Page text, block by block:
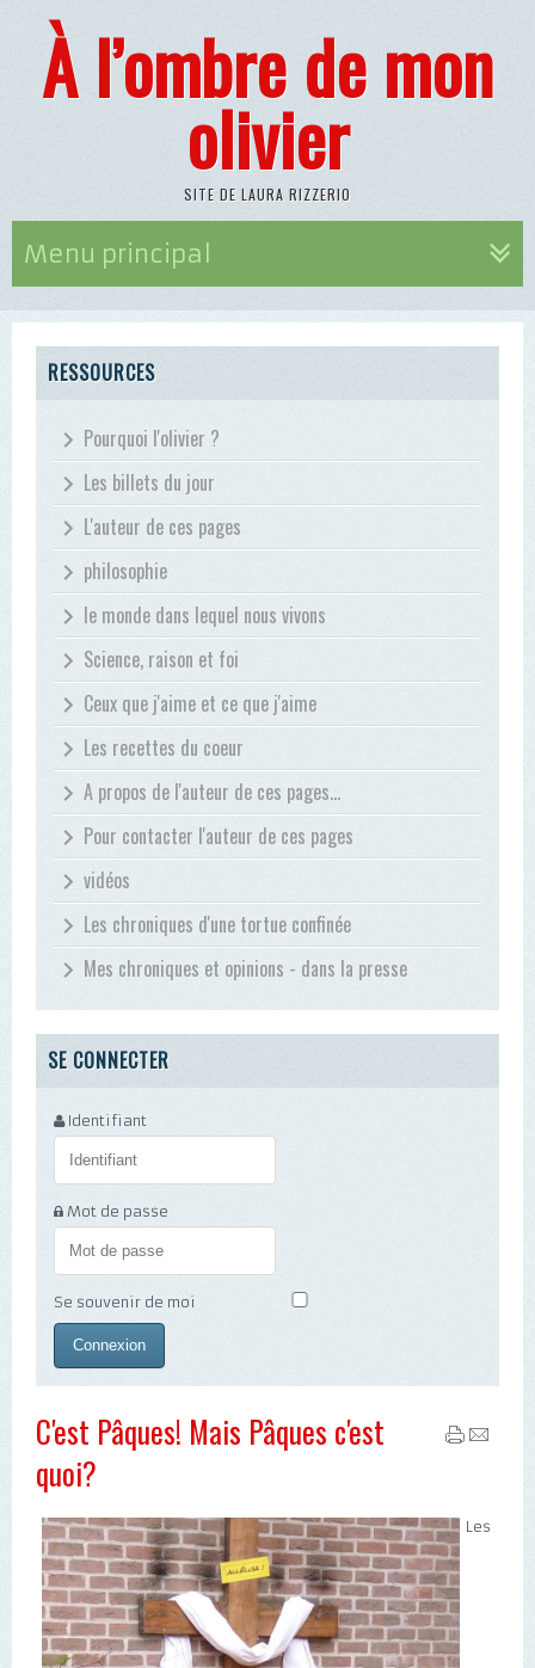
À l’ombre de mon
olivier
SITE DE LAURA RIZZERIO
Menu principal
RESSOURCES
Pourquoi l'olivier ?
Les billets du jour
L'auteur de ces pages
philosophie
le monde dans lequel nous vivons
Science, raison et foi
Ceux que j'aime et ce que j'aime
Les recettes du coeur
A propos de l'auteur de ces pages...
Pour contacter l'auteur de ces pages
vidéos
Les chroniques d'une tortue confinée
Mes chroniques et opinions - dans la presse
SE CONNECTER
Identifiant
Mot de passe
Se souvenir de moi
C'est Pâques! Mais Pâques c'est
quoi?
Les